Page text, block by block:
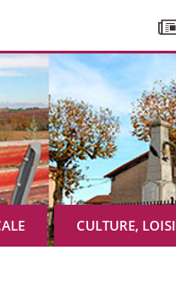
CULTURE,